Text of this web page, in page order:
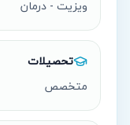
ویزیت - درمان
تحصیلات
متخصص